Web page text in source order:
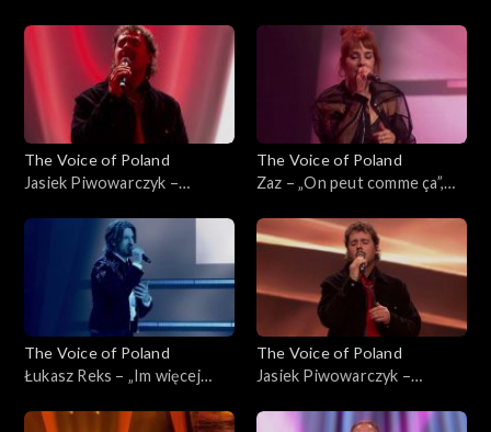
listopada 2025
Poland”, Finał, 29 listopada
The Voice of Poland
Jasiek Piwowarczyk –
Poland”, Finał, 29 listopada
The Voice of Poland
Zaz – „On peut comme ça”,
29 listopada 2025
The Voice of Poland
Łukasz Reks – „Im więcej
of Poland”, Finał, 29
The Voice of Poland
Jasiek Piwowarczyk –
of Poland”, Finał, 29